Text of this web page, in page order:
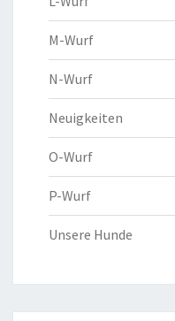
M-Wurf
N-Wurf
Neuigkeiten
O-Wurf
P-Wurf
Unsere Hunde